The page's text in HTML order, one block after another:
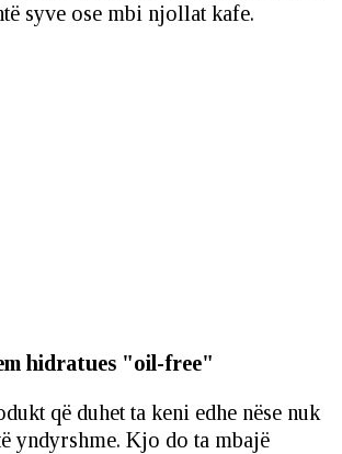
syve ose mbi njollat kafe.
hidratues "oil-free"
që duhet ta keni edhe nëse nuk
yndyrshme. Kjo do ta mbajë